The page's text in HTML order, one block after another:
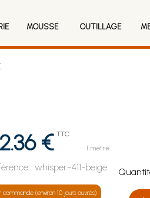
MOUSSE OUTILLAGE
€ TTC
1 mètre
:whisper-411-beige
commande (environ 10 jours ouvrés)